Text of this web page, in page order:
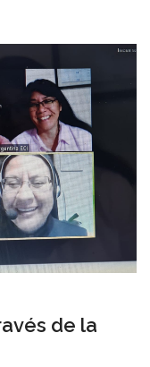
de la